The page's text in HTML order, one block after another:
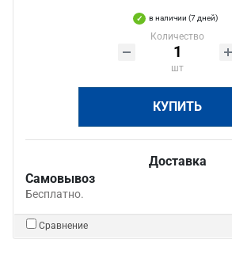
в наличии (7 дней)
Количество
шт
КУПИТЬ
Доставка
Самовывоз
Бесплатно.
Сравнение